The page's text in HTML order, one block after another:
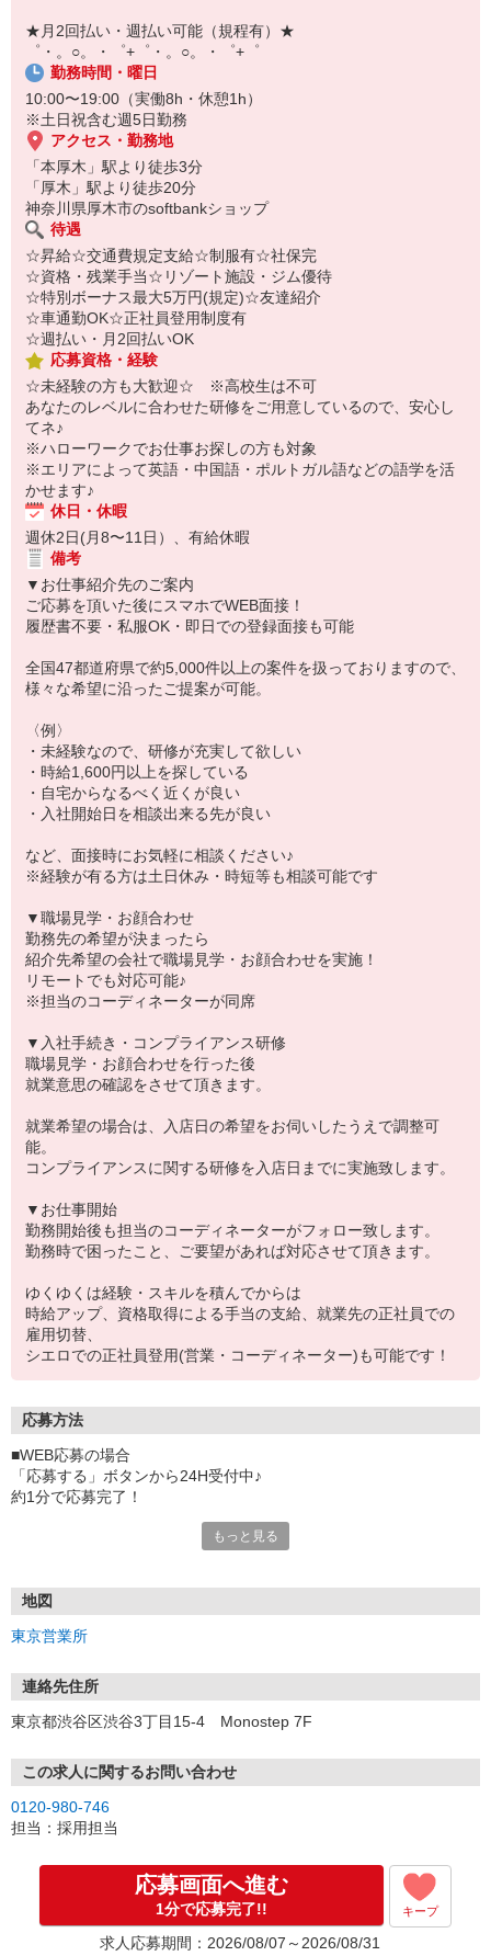
自宅に居ながらスマホでカンタン面接OK！
オンライン面談なのでスピード対応。
★月2回払い・週払い可能（規程有）★
゜・。○。・゜+゜・。○。・゜+゜
勤務時間・曜日
10:00〜19:00（実働8h・休憩1h）
※土日祝含む週5日勤務
アクセス・勤務地
「本厚木」駅より徒歩3分
「厚木」駅より徒歩20分
神奈川県厚木市のsoftbankショップ
待遇
☆昇給☆交通費規定支給☆制服有☆社保完
☆資格・残業手当☆リゾート施設・ジム優待
☆特別ボーナス最大5万円(規定)☆友達紹介
☆車通勤OK☆正社員登用制度有
☆週払い・月2回払いOK
応募資格・経験
☆未経験の方も大歓迎☆ ※高校生は不可
あなたのレベルに合わせた研修をご用意しているので、安心し
てネ♪
※ハローワークでお仕事お探しの方も対象
※エリアによって英語・中国語・ポルトガル語などの語学を活
かせます♪
休日・休暇
週休2日(月8〜11日）、有給休暇
備考
▼お仕事紹介先のご案内
ご応募を頂いた後にスマホでWEB面接！
履歴書不要・私服OK・即日での登録面接も可能
全国47都道府県で約5,000件以上の案件を扱っておりますので、
様々な希望に沿ったご提案が可能。
〈例〉
・未経験なので、研修が充実して欲しい
・時給1,600円以上を探している
・自宅からなるべく近くが良い
・入社開始日を相談出来る先が良い
など、面接時にお気軽に相談ください♪
※経験が有る方は土日休み・時短等も相談可能です
▼職場見学・お顔合わせ
勤務先の希望が決まったら
紹介先希望の会社で職場見学・お顔合わせを実施！
リモートでも対応可能♪
※担当のコーディネーターが同席
▼入社手続き・コンプライアンス研修
職場見学・お顔合わせを行った後
就業意思の確認をさせて頂きます。
就業希望の場合は、入店日の希望をお伺いしたうえで調整可
能。
コンプライアンスに関する研修を入店日までに実施致します。
▼お仕事開始
勤務開始後も担当のコーディネーターがフォロー致します。
勤務時で困ったこと、ご要望があれば対応させて頂きます。
ゆくゆくは経験・スキルを積んでからは
時給アップ、資格取得による手当の支給、就業先の正社員での
雇用切替、
シエロでの正社員登用(営業・コーディネーター)も可能です！
応募方法
■WEB応募の場合
「応募する」ボタンから24H受付中♪
約1分で応募完了！
①応募から3営業日を目安に、メールorお電話でご連絡します。
★スマホでWEB面接（LINEなど）・出張面接・事務所面接と選べま
す
③面接実施（履歴書不要）
※ご希望があれば、職場見学の調整もOKです！
お気軽にご応募ください♪
もっと見る
地図
東京営業所
連絡先住所
東京都渋谷区渋谷3丁目15-4 Monostep 7F
この求人に関するお問い合わせ
0120-980-746
担当：採用担当
応募画面へ進む
1分で応募完了!! キープ
求人応募期間：2026/08/07～2026/08/31